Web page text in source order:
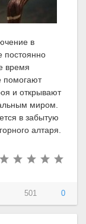
в
постоянно
время
помогают
и открывают
миром.
в забытую
алтаря.
501 0